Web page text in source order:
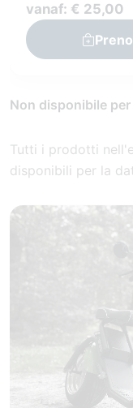
vanaf: € 25,00
Non disponibile
Tutti i prodotti
disponibili per la